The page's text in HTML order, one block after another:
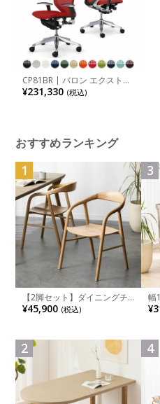
CP81BR | バロン エクストラ
ハイバック 可動ヘッドレスト
座クッション アジャストアー
¥231,330 (税込)
おすすめランキング
1
【2脚セット】ダイニングチ
ェア 木製 LUGA 肘付き チェ
ア 天然木 リビング椅子 板座
ュラル ブラウン 完成品
¥45,900 (税込)
2
3
幅
ベ
ニ
4